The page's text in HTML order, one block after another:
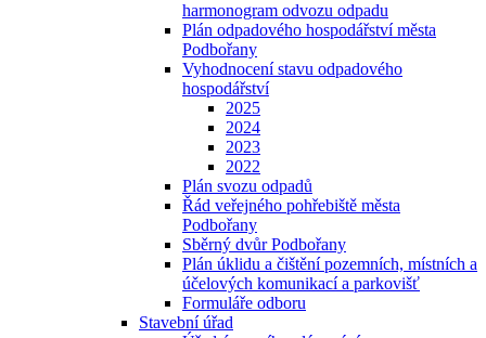
harmonogram odvozu odpadu
Plán odpadového hospodářství města
Podbořany
Vyhodnocení stavu odpadového
hospodářství
2025
2024
2023
2022
Plán svozu odpadů
Řád veřejného pohřebiště města
Podbořany
Sběrný dvůr Podbořany
Plán úklidu a čištění pozemních, místních a
účelových komunikací a parkovišť
Formuláře odboru
Stavební úřad